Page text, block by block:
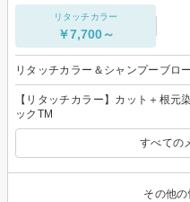
リタッチカラー
￥7,700～
リタッチカラー＆シャンプーブロー
【リタッチカラー】カット＋根元
ックTM
すべての
その他